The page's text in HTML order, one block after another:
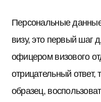
Персональные
визу, это первый шаг
офицером визового
отрицательный ответ,
образец,